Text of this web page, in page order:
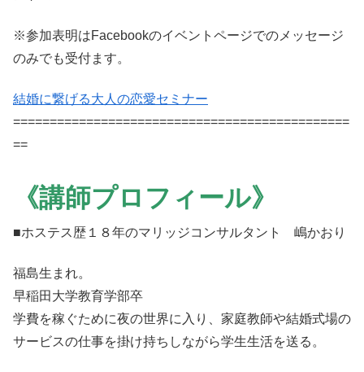
※参加表明はFacebookのイベントページでのメッセージ
のみでも受付ます。
結婚に繋げる大人の恋愛セミナー
==============================================
==
《講師プロフィール》
■ホステス歴１８年のマリッジコンサルタント 嶋かおり
福島生まれ。
早稲田大学教育学部卒
学費を稼ぐために夜の世界に入り、家庭教師や結婚式場の
サービスの仕事を掛け持ちしながら学生生活を送る。